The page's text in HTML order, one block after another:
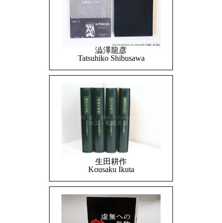
澁澤龍彦
Tatsuhiko Shibusawa
生田耕作
Kousaku Ikuta